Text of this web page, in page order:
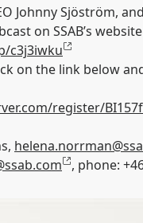
Johnny Sjöström,
on SSAB’s
c3j3iwku
on the link below
register/
, phone: